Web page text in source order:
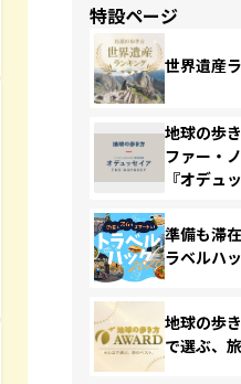
特設ページ
世界遺産
地球の歩
ファー・
『オデュ
準備も滞
ラベルハ
地球の歩
で選ぶ、